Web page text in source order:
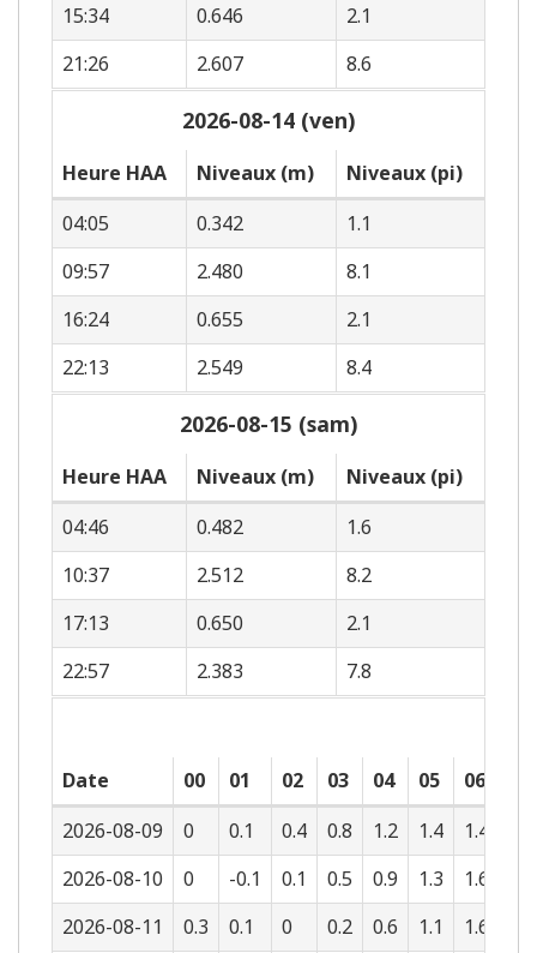
15:34
0.646
2.1
21:26
2.607 8.6
2026-08-14 (ven)
Heure HAA Niveaux (m)
Niveaux (pi)
04:05
0.342
1.1
09:57
2.480
8.1
16:24
0.655
2.1
22:13
2.549 8.4
2026-08-15 (sam)
Heure HAA Niveaux (m)
Niveaux (pi)
04:46
0.482
1.6
10:37
2.512
8.2
17:13
0.650
2.1
22:57
2.383 7.8
Date 00 01 02 03 04 05 06
2026-08-09
0 0.1 0.4 0.8 1.2 1.4 1.4
2026-08-10
0 -0.1 0.1 0.5 0.9 1.3 1.6
2026-08-11
0.3 0.1 0 0.2 0.6 1.1 1.6